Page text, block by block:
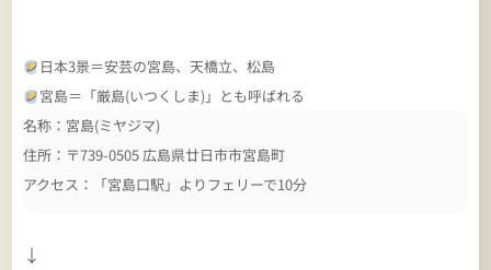
日本3景＝安芸の宮島、天橋立、松島
宮島＝「厳島(いつくしま)」とも呼ばれる
名称：宮島(ミヤジマ)
住所：〒739-0505 広島県廿日市市宮島町
アクセス：「宮島口駅」よりフェリーで10分
↓